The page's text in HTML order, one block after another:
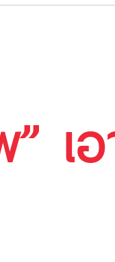
เ